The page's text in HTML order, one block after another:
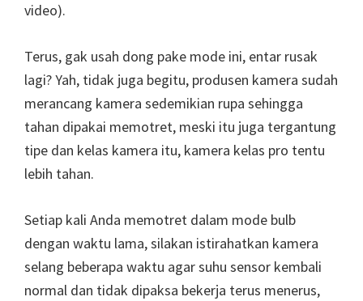
video).
Terus, gak usah dong pake mode ini, entar rusak
lagi? Yah, tidak juga begitu, produsen kamera sudah
merancang kamera sedemikian rupa sehingga
tahan dipakai memotret, meski itu juga tergantung
tipe dan kelas kamera itu, kamera kelas pro tentu
lebih tahan.
Setiap kali Anda memotret dalam mode bulb
dengan waktu lama, silakan istirahatkan kamera
selang beberapa waktu agar suhu sensor kembali
normal dan tidak dipaksa bekerja terus menerus,